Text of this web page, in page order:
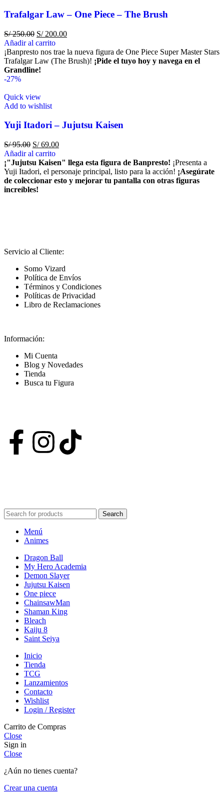
Trafalgar Law – One Piece – The Brush
S/250.00 S/200.00
Añadir al carrito
¡Banpresto nos trae la nueva figura de One Piece Super Master Stars
Trafalgar Law (The Brush)! ¡Pide el tuyo hoy y navega en el
Grandline!
-27%
Quick view
Add to wishlist
Yuji Itadori – Jujutsu Kaisen
S/95.00 S/69.00
Añadir al carrito
¡"Jujutsu Kaisen" llega esta figura de Banpresto! ¡Presenta a
Yuji Itadori, el personaje principal, listo para la acción! ¡Asegúrate
de coleccionar esto y mejorar tu pantalla con otras figuras
increíbles!
Servicio al Cliente:
Somo Vizard
Política de Envíos
Términos y Condiciones
Políticas de Privacidad
Libro de Reclamaciones
Información:
Mi Cuenta
Blog y Novedades
Tienda
Busca tu Figura
Search
Menú
Animes
Dragon Ball
My Hero Academia
Demon Slayer
Jujutsu Kaisen
One piece
ChainsawMan
Shaman King
Bleach
Kaiju 8
Saint Seiya
Inicio
Tienda
TCG
Lanzamientos
Contacto
Wishlist
Login / Register
Carrito de Compras
Close
Sign in
Close
¿Aún no tienes cuenta?
Crear una cuenta